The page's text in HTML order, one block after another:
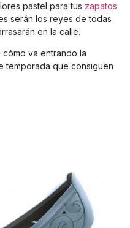
pastel para tus zapatos
serán los reyes de todas
en la calle.
va entrando la
temporada que consiguen